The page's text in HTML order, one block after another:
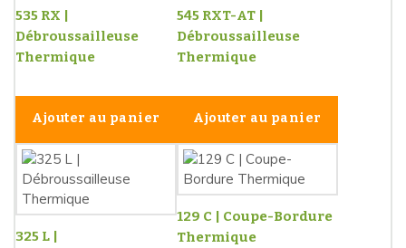
535 RX |
Débroussailleuse
Thermique
Ajouter au panier
545 RXT-AT |
Débroussailleuse
Thermique
Ajouter au panier
325 L |
129 C | Coupe-Bordure
Thermique